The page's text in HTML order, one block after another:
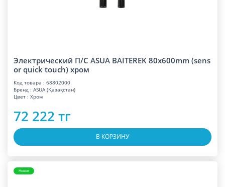
Электрический П/С ASUA BAITEREK 80x600mm (sens
or quick touch) хром
Код товара : 68802000
Бренд : ASUA (Қазақстан)
Цвет : Хром
72 222 тг
В КОРЗИНУ
Новое